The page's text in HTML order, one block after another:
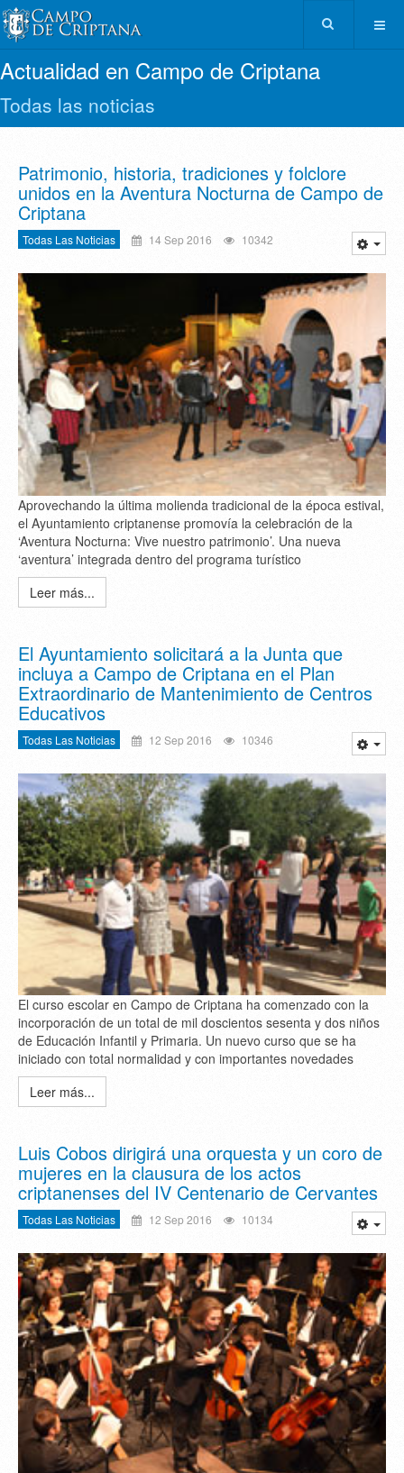
Actualidad en Campo de Criptana
Todas las noticias
Patrimonio, historia, tradiciones y folclore
unidos en la Aventura Nocturna de Campo de
Criptana
Todas Las Noticias 14 Sep 2016 10342
Aprovechando la última molienda tradicional de la época estival,
el Ayuntamiento criptanense promovía la celebración de la
‘Aventura Nocturna: Vive nuestro patrimonio’. Una nueva
‘aventura’ integrada dentro del programa turístico
Leer más...
El Ayuntamiento solicitará a la Junta que
incluya a Campo de Criptana en el Plan
Extraordinario de Mantenimiento de Centros
Educativos
Todas Las Noticias 12 Sep 2016 10346
El curso escolar en Campo de Criptana ha comenzado con la
incorporación de un total de mil doscientos sesenta y dos niños
de Educación Infantil y Primaria. Un nuevo curso que se ha
iniciado con total normalidad y con importantes novedades
Leer más...
Luis Cobos dirigirá una orquesta y un coro de
mujeres en la clausura de los actos
criptanenses del IV Centenario de Cervantes
Todas Las Noticias 12 Sep 2016 10134